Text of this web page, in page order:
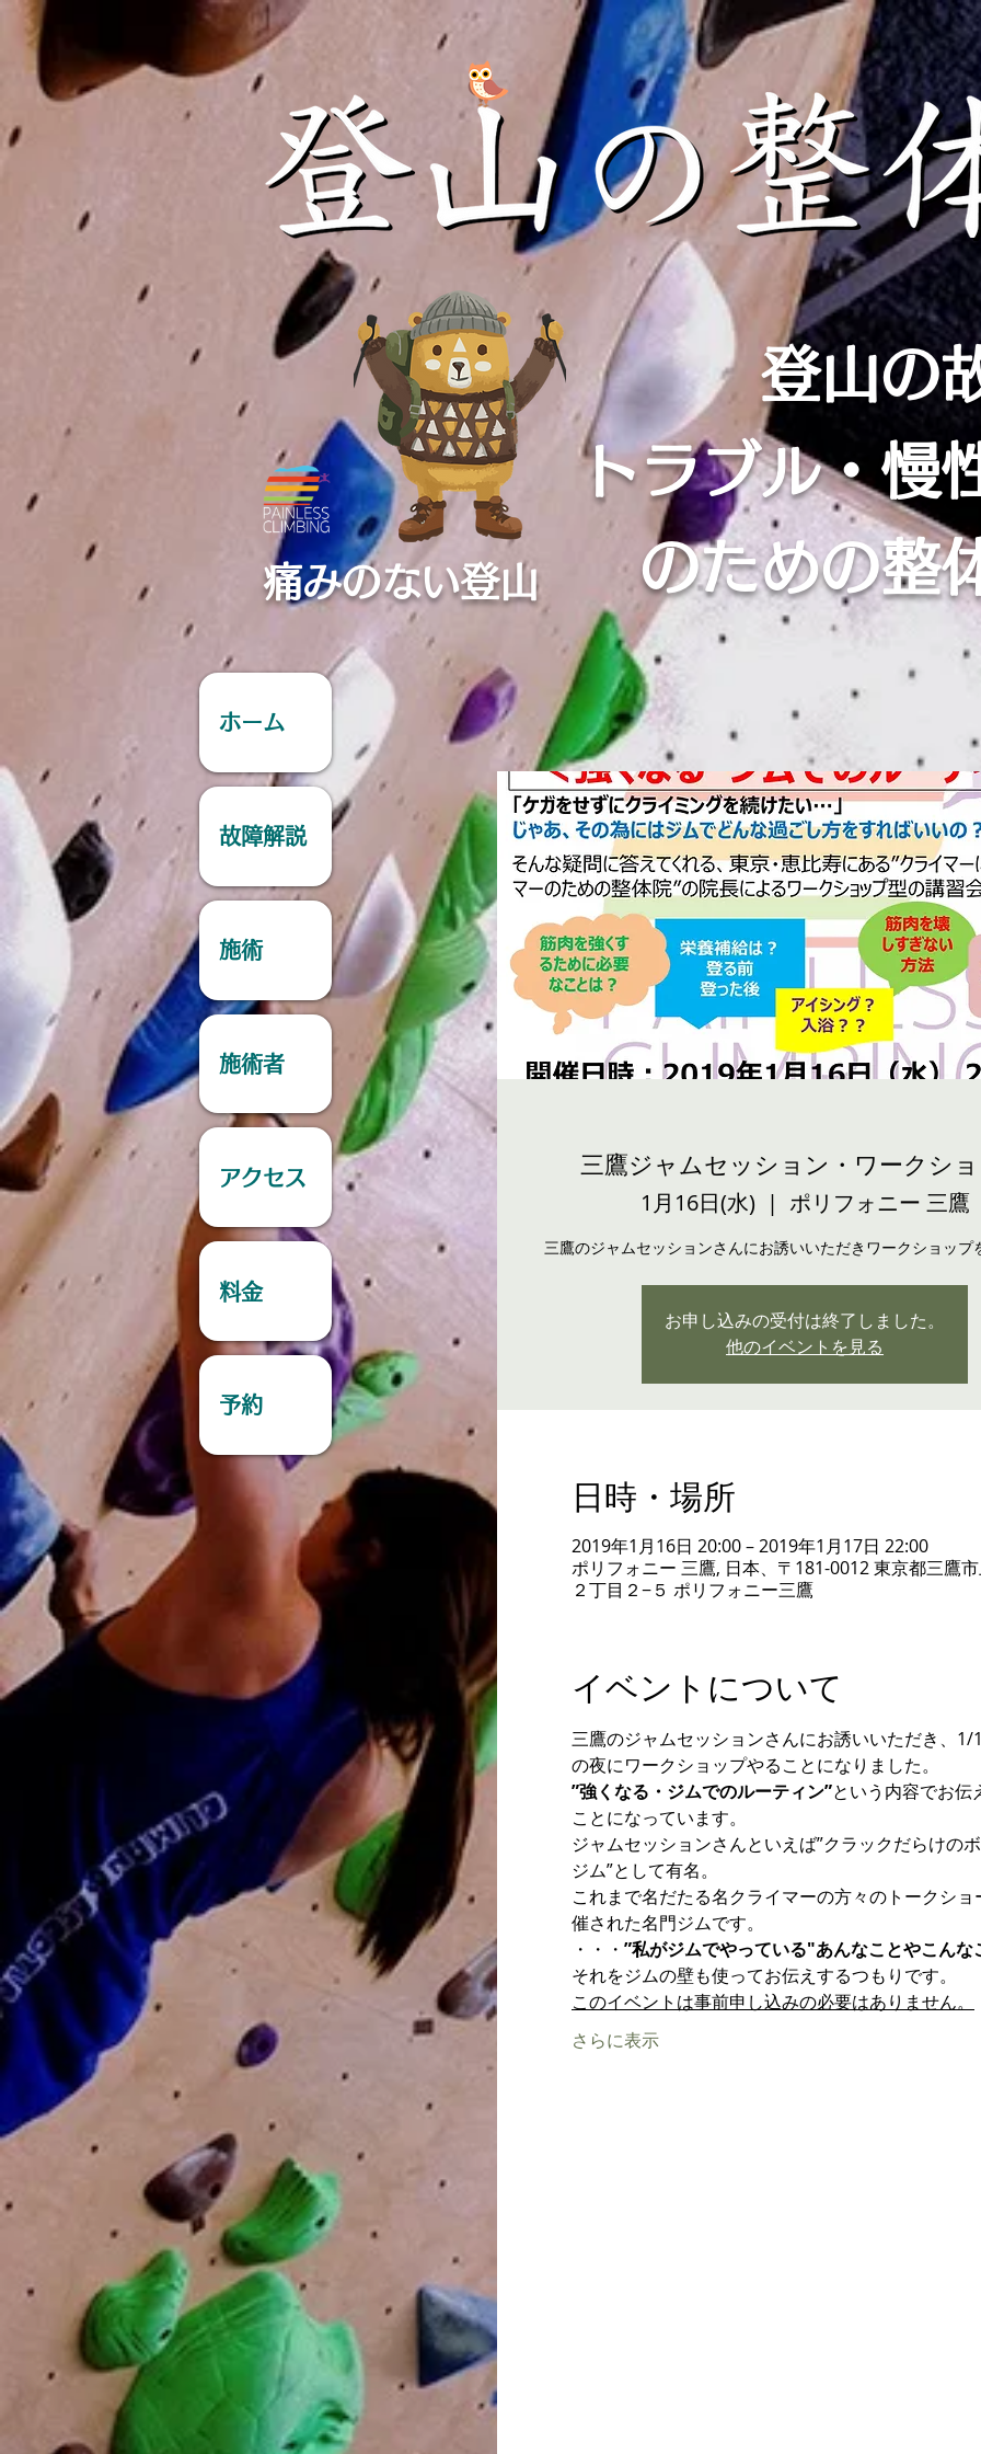
痛みのない登山
登山の
トラブル・慢
のための整
三鷹ジャムセッション・ワークシ
1月16日(水)
  |
ポリフォニー 三鷹
三鷹のジャムセッションさんにお誘いいただきワークショップ
お申し込みの受付は終了しました。
他のイベントを見る
日時・場所
2019年1月16日 20:00 – 2019年1月17日 22:00
ポリフォニー 三鷹, 日本、〒181-0012 東京都三鷹
２丁目２−５ ポリフォニー三鷹
イベントについて
三鷹のジャムセッションさんにお誘いいただき、1/
の夜にワークショップやることになりました。
”強くなる・ジムでのルーティン”という内容でお伝
ことになっています。
ジャムセッションさんといえば”クラックだらけの
ジム”として有名。
これまで名だたる名クライマーの方々のトークショ
催された名門ジムです。
・・・ ”私がジムでやっている"あんなことやこんな
それをジムの壁も使ってお伝えするつもりです。
このイベントは事前申し込みの必要はありません。
さらに表示
ホーム
故障解説
施術
施術者
アクセス
料金
予約